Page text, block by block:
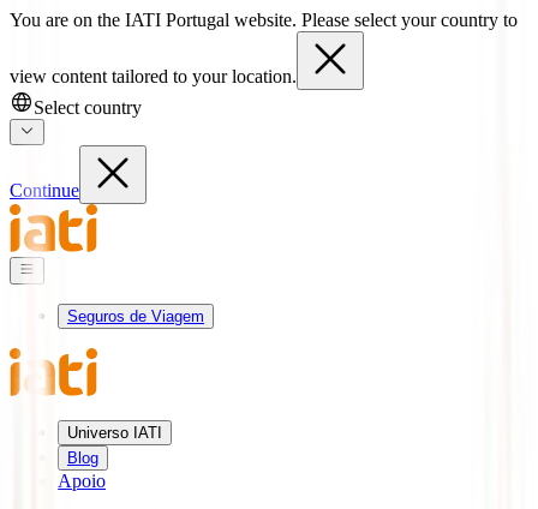
You are on the IATI Portugal website. Please select your country to
view content tailored to your location.
Select country
Continue
Seguros de Viagem
Universo IATI
Blog
Apoio